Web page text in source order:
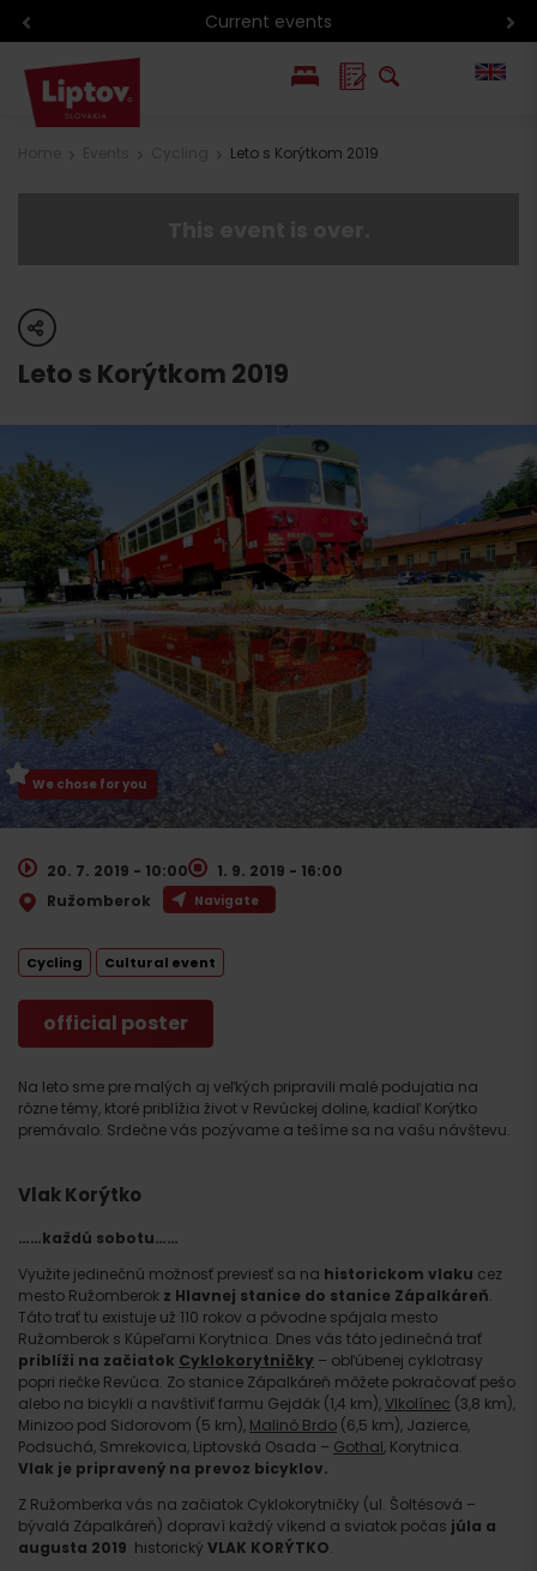
Current events
Leto s Korýtkom 2019
share
Leto s Korýtkom 2019
Na leto sme pre malých aj veľkých pripravili malé podujatia na
rôzne témy, ktoré priblížia život v Revúckej doline, kadiaľ Korýtko
premávalo. Srdečne vás pozývame a tešíme sa na vašu návštevu.
Vlak Korýtko
……každú sobotu……
Využite jedinečnú možnosť previesť sa na historickom vlaku cez
mesto Ružomberok z Hlavnej stanice do stanice Zápalkáreň.
Táto trať tu existuje už 110 rokov a pôvodne spájala mesto
Ružomberok s Kúpeľami Korytnica. Dnes vás táto jedinečná trať
priblíži na začiatok Cyklokorytničky – obľúbenej cyklotrasy
popri riečke Revúca. Zo stanice Zápalkáreň môžete pokračovať pešo
alebo na bicykli a navštíviť farmu Gejdák (1,4 km),Vlkolínec (3,8 km),
Minizoo pod Sidorovom (5 km), Malinô Brdo (6,5 km), Jazierce,
Podsuchá, Smrekovica, Liptovská Osada – Gothal, Korytnica.
Vlak je pripravený na prevoz bicyklov.
Z Ružomberka vás na začiatok Cyklokorytničky (ul. Šoltésová –
bývalá Zápalkáreň) dopraví každý víkend a sviatok počas júla a
augusta 2019 historický VLAK KORÝTKO.
We chose for you
20. 7. 2019 - 10:00
1. 9. 2019 - 16:00
Ružomberok
Navigate
Cycling Cultural event
official poster